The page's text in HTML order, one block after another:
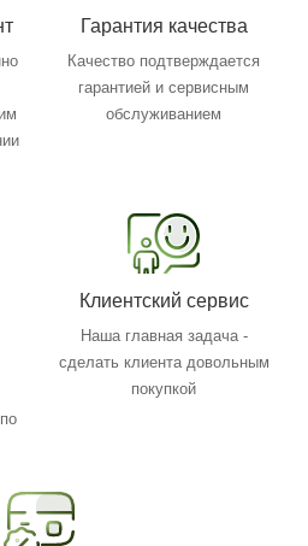
Гарантия качества
Качество подтверждается
гарантией и сервисным
обслуживанием
Клиентский сервис
Наша главная задача -
сделать клиента довольным
покупкой